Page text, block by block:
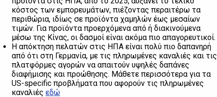
κόστος των εμπορευμάτων, πιέζοντας περαιτέρω τα
περιθώρια, ιδίως σε προϊόντα χαμηλών έως μεσαίων
τιμών. Για προϊόντα προερχόμενα από ή διακινούμενα
μέσω της Κίνας, οι δασμοί είναι ακόμα πιο απαγορευτικοί.
Η απόκτηση πελατών στις ΗΠΑ είναι πολύ πιο δαπανηρή
από ότι στη Γερμανία, με τις πληρωμένες καναλιές και τις
πλατφόρμες αγορών να απαιτούν υψηλές δαπάνες
διαφήμισης και προώθησης. Μάθετε περισσότερα για τα
US-specific προβλήματα που αφορούν τις πληρωμένες
καναλιές εδώ